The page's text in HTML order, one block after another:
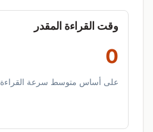
وقت القراءة المقدر
0
على أساس متوسط سرعة القراءة